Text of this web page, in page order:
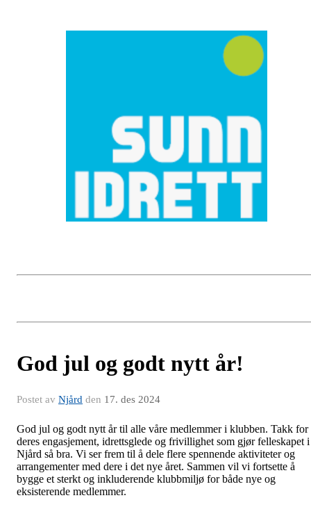
God jul og godt nytt år!
Postet av Njård den 17. des 2024
God jul og godt nytt år til alle våre medlemmer i klubben. Takk for
deres engasjement, idrettsglede og frivillighet som gjør felleskapet i
Njård så bra. Vi ser frem til å dele flere spennende aktiviteter og
arrangementer med dere i det nye året. Sammen vil vi fortsette å
bygge et sterkt og inkluderende klubbmiljø for både nye og
eksisterende medlemmer.